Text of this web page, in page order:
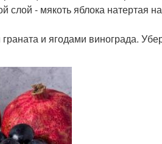
слой - мякоть яблока натертая на
и ягодами винограда.